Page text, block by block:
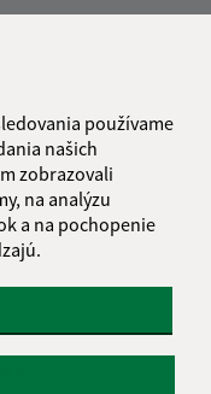
používame
našich
zobrazovali
na analýzu
a na pochopenie